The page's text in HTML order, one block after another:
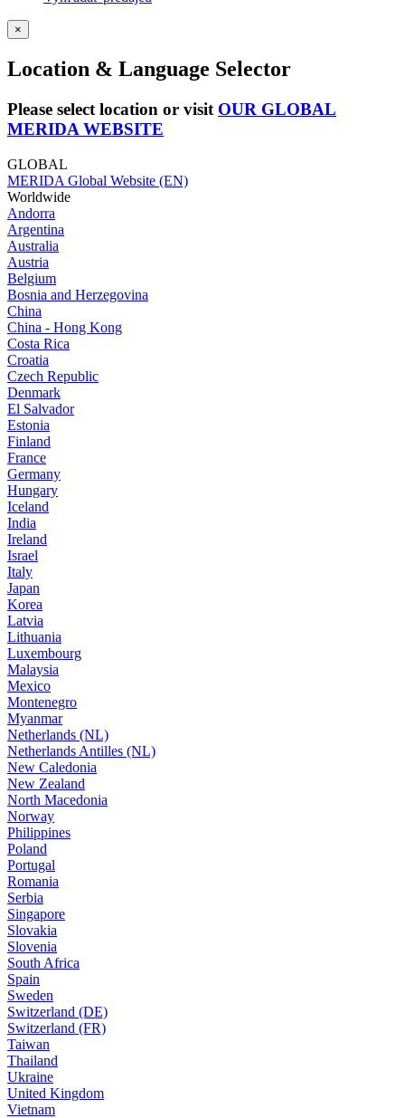
×
Location & Language Selector
Please select location or visit OUR GLOBAL
MERIDA WEBSITE
GLOBAL
MERIDA Global Website (EN)
Worldwide
Andorra
Argentina
Australia
Austria
Belgium
Bosnia and Herzegovina
China
China - Hong Kong
Costa Rica
Croatia
Czech Republic
Denmark
El Salvador
Estonia
Finland
France
Germany
Hungary
Iceland
India
Ireland
Israel
Italy
Japan
Korea
Latvia
Lithuania
Luxembourg
Malaysia
Mexico
Montenegro
Myanmar
Netherlands (NL)
Netherlands Antilles (NL)
New Caledonia
New Zealand
North Macedonia
Norway
Philippines
Poland
Portugal
Romania
Serbia
Singapore
Slovakia
Slovenia
South Africa
Spain
Sweden
Switzerland (DE)
Switzerland (FR)
Taiwan
Thailand
Ukraine
United Kingdom
Vietnam